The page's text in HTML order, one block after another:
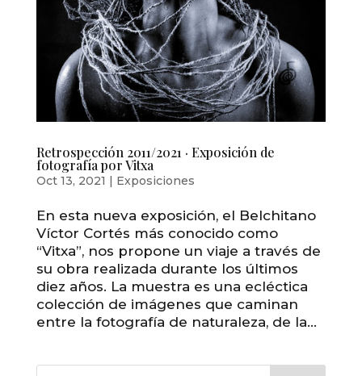
Retrospección 2011/2021 · Exposición de
fotografía por Vitxa
Oct 13, 2021 | Exposiciones
En esta nueva exposición, el Belchitano
Víctor Cortés más conocido como
“Vitxa”, nos propone un viaje a través de
su obra realizada durante los últimos
diez años. La muestra es una ecléctica
colección de imágenes que caminan
entre la fotografía de naturaleza, de la...